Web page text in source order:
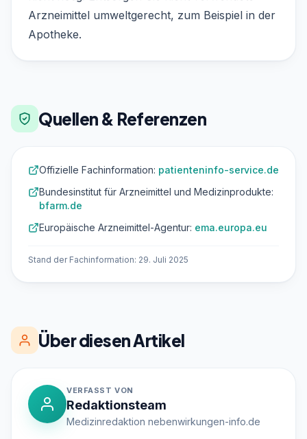
Arzneimittel umweltgerecht, zum Beispiel in der
Apotheke.
Quellen & Referenzen
Offizielle Fachinformation: patienteninfo-service.de
Bundesinstitut für Arzneimittel und Medizinprodukte:
bfarm.de
Europäische Arzneimittel-Agentur: ema.europa.eu
Stand der Fachinformation: 29. Juli 2025
Über diesen Artikel
VERFASST VON
Redaktionsteam
Medizinredaktion nebenwirkungen-info.de